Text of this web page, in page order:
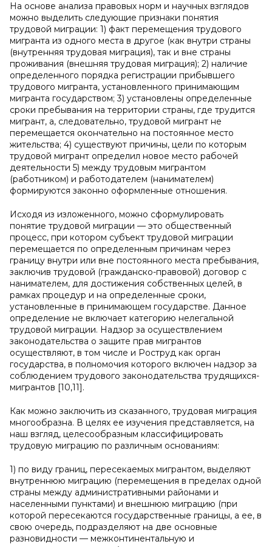
На основе анализа правовых норм и научных взглядов
можно выделить следующие признаки понятия
трудовой миграции: 1) факт перемещения трудового
мигранта из одного места в другое (как внутри страны
(внутренняя трудовая миграция), так и вне страны
проживания (внешняя трудовая миграция); 2) наличие
определенного порядка регистрации прибывшего
трудового мигранта, установленного принимающим
мигранта государством; 3) установлены определенные
сроки пребывания на территории страны, где трудится
мигрант, а, следовательно, трудовой мигрант не
перемещается окончательно на постоянное место
жительства; 4) существуют причины, цели по которым
трудовой мигрант определил новое место рабочей
деятельности 5) между трудовым мигрантом
(работником) и работодателем (нанимателем)
формируются законно оформленные отношения.
Исходя из изложенного, можно сформулировать
понятие трудовой миграции — это общественный
процесс, при котором субъект трудовой миграции
перемещается по определенным причинам через
границу внутри или вне постоянного места пребывания,
заключив трудовой (гражданско-правовой) договор с
нанимателем, для достижения собственных целей, в
рамках процедур и на определенные сроки,
установленные в принимающем государстве. Данное
определение не включает категорию нелегальной
трудовой миграции. Надзор за осуществлением
законодательства о защите прав мигрантов
осуществляют, в том числе и Роструд как орган
государства, в полномочия которого включен надзор за
соблюдением трудового законодательства трудящихся-
мигрантов [10,11].
Как можно заключить из сказанного, трудовая миграция
многообразна. В целях ее изучения представляется, на
наш взгляд, целесообразным классифицировать
трудовую миграцию по различным основаниям:
1) по виду границ, пересекаемых мигрантом, выделяют
внутреннюю миграцию (перемещения в пределах одной
страны между административными районами и
населенными пунктами) и внешнюю миграцию (при
которой пересекаются государственные границы, а ее, в
свою очередь, подразделяют на две основные
разновидности — межконтинентальную и